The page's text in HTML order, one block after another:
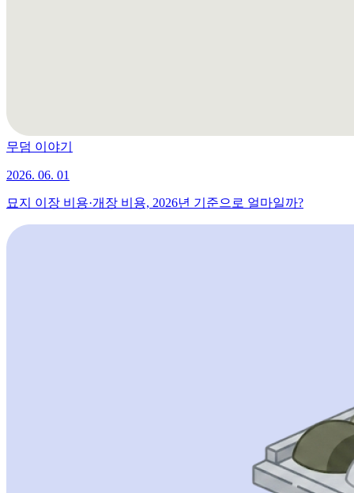
무덤 이야기
2026. 06. 01
묘지 이장 비용·개장 비용, 2026년 기준으로 얼마일까?